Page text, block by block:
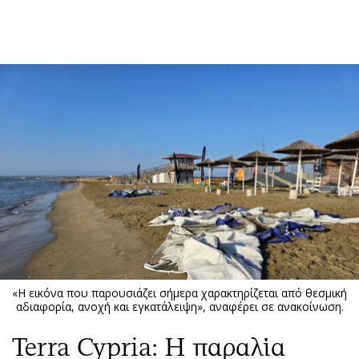
Παιδεία
Υγεία
Πολιτική
Βουλευτικές 2026
Εκλογές 2024
Προεδρικές 2023
Διπλωματία
Απόψεις
Αρθρογραφία
The Hill
Υγεία
Αγγελίες
Ενοικιάζονται
Πωλούνται
Θέσεις εργασίας
«Η εικόνα που παρουσιάζει σήμερα χαρακτηρίζεται από θεσμική
αδιαφορία, ανοχή και εγκατάλειψη», αναφέρει σε ανακοίνωση.
Terra Cypria: Η παραλία